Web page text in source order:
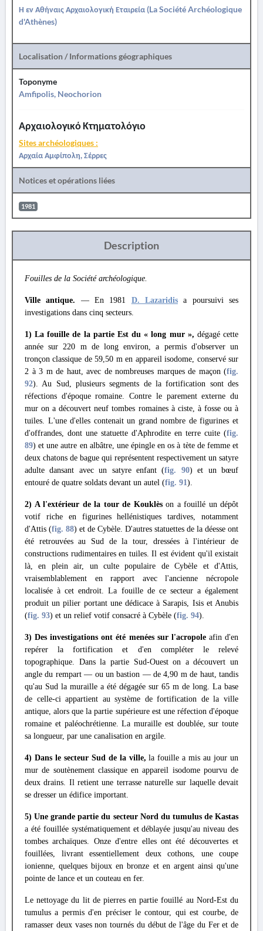
Η εν Αθήναις Αρχαιολογική Εταιρεία (La Société Archéologique
d'Athènes)
Localisation / Informations géographiques
Toponyme
Amfipolis, Neochorion
Αρχαιολογικό Κτηματολόγιο
Sites archéologiques :
Αρχαία Αμφίπολη, Σέρρες
Notices et opérations liées
1981
Description
Fouilles de la Société archéologique.
Ville antique. — En 1981 D. Lazaridis a poursuivi ses
investigations dans cinq secteurs.
1) La fouille de la partie Est du « long mur », dégagé cette
année sur 220 m de long environ, a permis d'observer un
tronçon classique de 59,50 m en appareil isodome, conservé sur
2 à 3 m de haut, avec de nombreuses marques de maçon (fig.
92). Au Sud, plusieurs segments de la fortification sont des
réfections d'époque romaine. Contre le parement externe du
mur on a découvert neuf tombes romaines à ciste, à fosse ou à
tuiles. L'une d'elles contenait un grand nombre de figurines et
d'offrandes, dont une statuette d'Aphrodite en terre cuite (fig.
89) et une autre en albâtre, une épingle en os à tète de femme et
deux chatons de bague qui représentent respectivement un satyre
adulte dansant avec un satyre enfant (fig. 90) et un bœuf
entouré de quatre soldats devant un autel (fig. 91).
2) A l'extérieur de la tour de Kouklèson a fouillé un dépôt
votif riche en figurines hellénistiques tardives, notamment
d'Attis (fig. 88) et de Cybèle. D'autres statuettes de la déesse ont
été retrouvées au Sud de la tour, dressées à l'intérieur de
constructions rudimentaires en tuiles. Il est évident qu'il existait
là, en plein air, un culte populaire de Cybèle et d'Attis,
vraisemblablement en rapport avec l'ancienne nécropole
localisée à cet endroit. La fouille de ce secteur a également
produit un pilier portant une dédicace à Sarapis, Isis et Anubis
(fig. 93) et un relief votif consacré à Cybèle (fig. 94).
3) Des investigations ont été menées sur l'acropole afin d'en
repérer la fortification et d'en compléter le relevé
topographique. Dans la partie Sud-Ouest on a découvert un
angle du rempart — ou un bastion — de 4,90 m de haut, tandis
qu'au Sud la muraille a été dégagée sur 65 m de long. La base
de celle-ci appartient au système de fortification de la ville
antique, alors que la partie supérieure est une réfection d'époque
romaine et paléochrétienne. La muraille est doublée, sur toute
sa longueur, par une canalisation en argile.
4) Dans le secteur Sud de la ville, la fouille a mis au jour un
mur de soutènement classique en appareil isodome pourvu de
deux drains. Il retient une terrasse naturelle sur laquelle devait
se dresser un édifice important.
5) Une grande partie du secteur Nord du tumulus de Kastas
a été fouillée systématiquement et déblayée jusqu'au niveau des
tombes archaïques. Onze d'entre elles ont été découvertes et
fouillées, livrant essentiellement deux cothons, une coupe
ionienne, quelques bijoux en bronze et en argent ainsi qu'une
pointe de lance et un couteau en fer.
Le nettoyage du lit de pierres en partie fouillé au Nord-Est du
tumulus a permis d'en préciser le contour, qui est courbe, de
ramasser deux vases non tournés du début de l'âge du Fer et de